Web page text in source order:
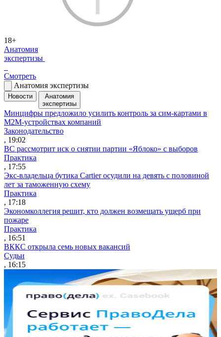
18+
Анатомия
экспертизы
Смотреть
Анатомия экспертизы
Новости
Анатомия
экспертизы
Минцифры предложило усилить контроль за сим-картами в
M2M-устройствах компаний
Законодательство
, 19:02
ВС рассмотрит иск о снятии партии «Яблоко» с выборов
Практика
, 17:55
Экс-владельца бутика Cartier осудили на девять с половиной
лет за таможенную схему
Практика
, 17:18
Экономколлегия решит, кто должен возмещать ущерб при
пожаре
Практика
, 16:51
ВККС открыла семь новых вакансий
Судьи
, 16:15